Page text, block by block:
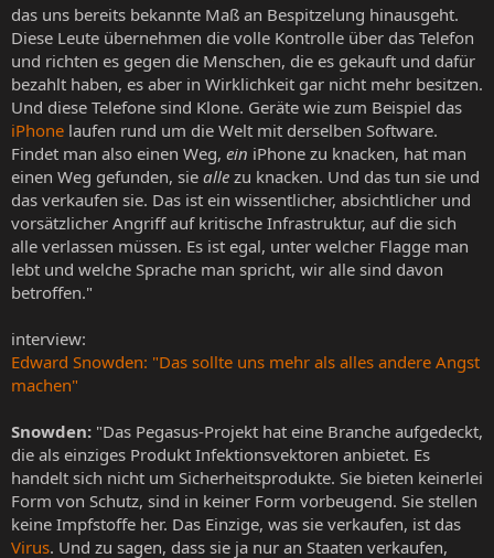
das uns bereits bekannte Maß an Bespitzelung hinausgeht.
Diese Leute übernehmen die volle Kontrolle über das Telefon
und richten es gegen die Menschen, die es gekauft und dafür
bezahlt haben, es aber in Wirklichkeit gar nicht mehr besitzen.
Und diese Telefone sind Klone. Geräte wie zum Beispiel das
iPhone laufen rund um die Welt mit derselben Software.
Findet man also einen Weg, ein iPhone zu knacken, hat man
einen Weg gefunden, sie alle zu knacken. Und das tun sie und
das verkaufen sie. Das ist ein wissentlicher, absichtlicher und
vorsätzlicher Angriff auf kritische Infrastruktur, auf die sich
alle verlassen müssen. Es ist egal, unter welcher Flagge man
lebt und welche Sprache man spricht, wir alle sind davon
betroffen."
interview:
Edward Snowden: "Das sollte uns mehr als alles andere Angst
machen"
Snowden: "Das Pegasus-Projekt hat eine Branche aufgedeckt,
die als einziges Produkt Infektionsvektoren anbietet. Es
handelt sich nicht um Sicherheitsprodukte. Sie bieten keinerlei
Form von Schutz, sind in keiner Form vorbeugend. Sie stellen
keine Impfstoffe her. Das Einzige, was sie verkaufen, ist das
Virus. Und zu sagen, dass sie ja nur an Staaten verkaufen,